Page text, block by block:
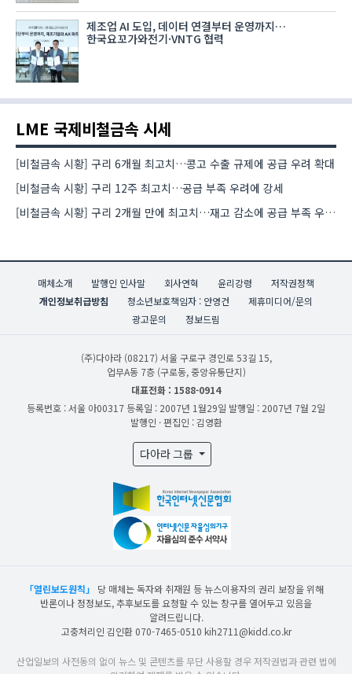
제조업 AI 도입, 데이터 연결부터 운영까지…
한국요꼬가와전기·VNTG 협력
LME 국제비철금속 시세
[비철금속 시황] 구리 6개월 최고치…콩고 수출 규제에 공급 우려 확대
[비철금속 시황] 구리 12주 최고치…공급 부족 우려에 강세
[비철금속 시황] 구리 2개월 만에 최고치…재고 감소에 공급 부족 우려 확대
매체소개 발행인 인사말 회사연혁 윤리강령
저작권정책
개인정보취급방침
청소년보호책임자 : 안영건
제휴미디어/문의
광고문의
정보드림
(주)다아라 (08217) 서울 구로구 경인로 53길 15,
업무A동 7층 (구로동, 중앙유통단지)
대표전화 : 1588-0914
등록번호 : 서울 아00317 등록일 : 2007년 1월29일 발행일 : 2007년 7월 2일
발행인 · 편집인 : 김영환
다아라 그룹
「열린보도원칙」
당 매체는 독자와 취재원 등 뉴스이용자의 권리 보장을 위해
반론이나 정정보도, 추후보도를 요청할 수 있는 창구를 열어두고 있음을
알려드립니다.
고충처리인 김인환 070-7465-0510 kih2711@kidd.co.kr
산업일보의 사전동의 없이 뉴스 및 콘텐츠를 무단 사용할 경우 저작권법과 관련 법에